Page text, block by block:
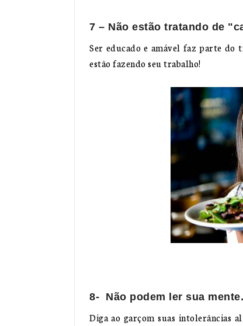
7 – Não estão tratando de
Ser educado e amável faz parte do
estão fazendo seu trabalho!
8- Não podem ler sua mente.
Diga ao garçom suas intolerâncias